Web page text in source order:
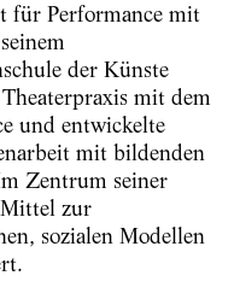
für Performance mit
der Künste
mit dem
und entwickelte
mit bildenden
Zentrum seiner
Mittel zur
sozialen Modellen